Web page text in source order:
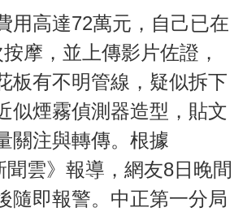
用高達72萬元，自己已在
摩，並上傳影片佐證，
板有不明管線，疑似拆下
似煙霧偵測器造型，貼文
關注與轉傳。根據
聞雲》報導，網友8日晚間
隨即報警。中正第一分局